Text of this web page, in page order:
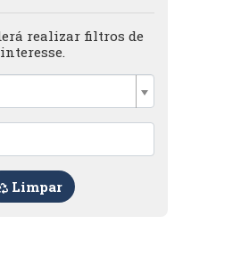
realizar filtros de
Limpar